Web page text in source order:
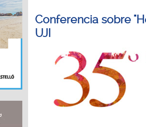
Conferencia sobre
UJI